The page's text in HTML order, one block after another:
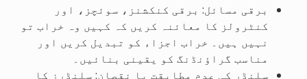
برقی مسائل: برقی کنکشنز، سوئچز، اور
کنٹرولز کا معائنہ کریں کہ کہیں وہ خراب تو
نہیں ہیں۔ خراب اجزاء کو تبدیل کریں اور
مناسب گراؤنڈنگ کو یقینی بنائیں۔
سلنڈر کی عدم مطابقت یا نقصان: سلنڈرز کا